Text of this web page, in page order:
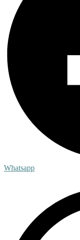
Whatsapp